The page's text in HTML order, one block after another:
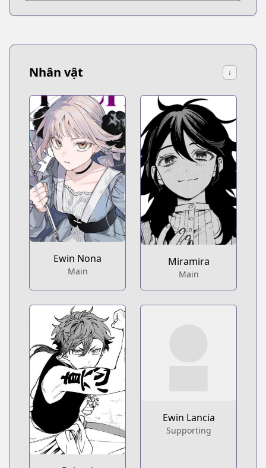
Nhân vật ↓
Ewin Nona
Main
Miramira
Main
Ewin Lancia
Supporting